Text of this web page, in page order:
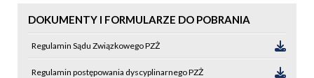
DOKUMENTY I FORMULARZE DO POBRANIA
Regulamin Sądu Związkowego PZŻ
Regulamin postępowania dyscyplinarnego PZŻ